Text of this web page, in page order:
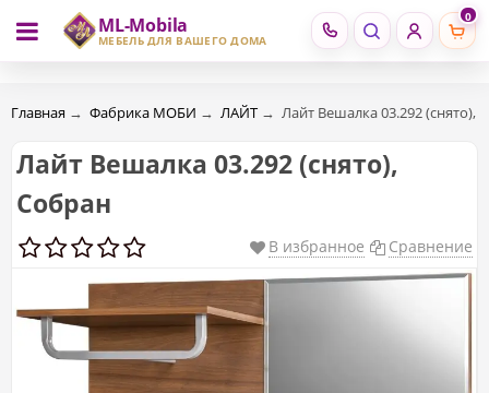
ML-Mobila
МЕБЕЛЬ ДЛЯ ВАШЕГО ДОМА
0
RU RO
Главная → Фабрика МОБИ → ЛАЙТ → Лайт Вешалка 03.292 (снято),
Лайт Вешалка 03.292 (снято),
Собран
В избранное Сравнение